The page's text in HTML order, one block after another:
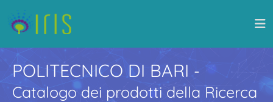
POLITECNICO DI BARI -
Catalogo dei prodotti della Ricerca